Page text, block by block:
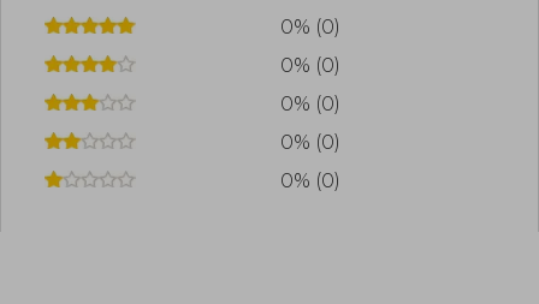
0% (0)
0% (0)
0% (0)
0% (0)
0% (0)